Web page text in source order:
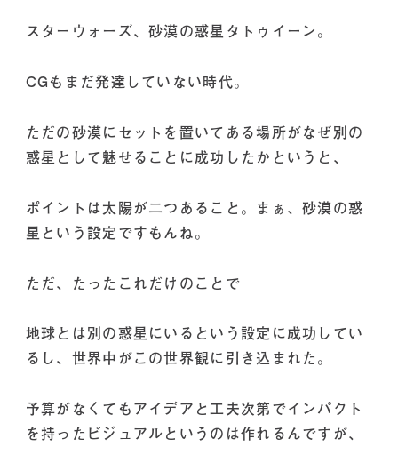
スターウォーズ、砂漠の惑星タトゥイーン。
CGもまだ発達していない時代。
ただの砂漠にセットを置いてある場所がなぜ別の
惑星として魅せることに成功したかというと、
ポイントは太陽が二つあること。まぁ、砂漠の惑
星という設定ですもんね。
ただ、たったこれだけのことで
地球とは別の惑星にいるという設定に成功してい
るし、世界中がこの世界観に引き込まれた。
予算がなくてもアイデアと工夫次第でインパクト
を持ったビジュアルというのは作れるんですが、